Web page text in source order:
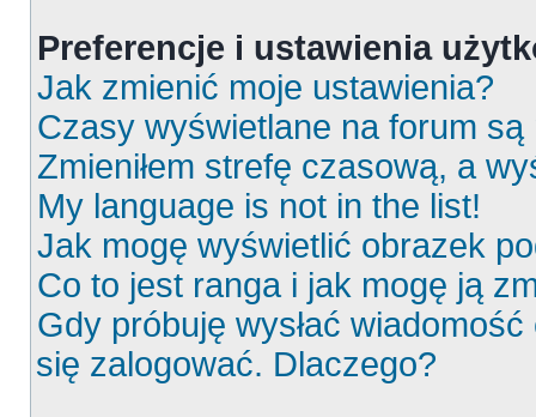
Preferencje i ustawienia
Jak zmienić moje ustawienia?
Czasy wyświetlane na forum są
Zmieniłem strefę czasową, a
My language is not in the list!
Jak mogę wyświetlić obrazek
Co to jest ranga i jak mogę ją
Gdy próbuję wysłać
się zalogować. Dlaczego?